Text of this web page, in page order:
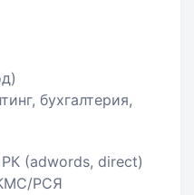
бухгалтерия,
(adwords, direct)
РСЯ